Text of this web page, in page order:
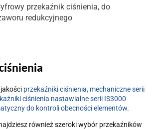
przekaźnik ciśnienia, do
redukcyjnego
przekaźniki ciśnienia, mechaniczne serii
ciśnienia nastawialne serii IS3000
do kontroli obecności elementów.
również szeroki wybór przekaźników